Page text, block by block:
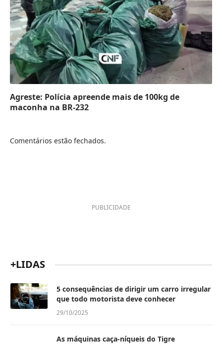
Agreste: Polícia apreende mais de 100kg de
maconha na BR-232
Comentários estão fechados.
PUBLICIDADE
+LIDAS
5 consequências de dirigir um carro irregular
que todo motorista deve conhecer
29/10/2025
As máquinas caça-níqueis do Tigre